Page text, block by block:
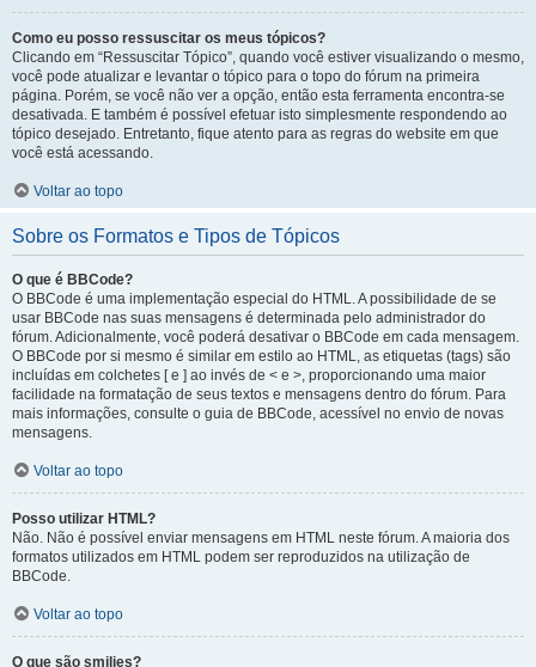
Como eu posso ressuscitar os meus tópicos?
Clicando em “Ressuscitar Tópico”, quando você estiver visualizando o mesmo,
você pode atualizar e levantar o tópico para o topo do fórum na primeira
página. Porém, se você não ver a opção, então esta ferramenta encontra-se
desativada. E também é possível efetuar isto simplesmente respondendo ao
tópico desejado. Entretanto, fique atento para as regras do website em que
você está acessando.
Voltar ao topo
Sobre os Formatos e Tipos de Tópicos
O que é BBCode?
O BBCode é uma implementação especial do HTML. A possibilidade de se
usar BBCode nas suas mensagens é determinada pelo administrador do
fórum. Adicionalmente, você poderá desativar o BBCode em cada mensagem.
O BBCode por si mesmo é similar em estilo ao HTML, as etiquetas (tags) são
incluídas em colchetes [ e ] ao invés de < e >, proporcionando uma maior
facilidade na formatação de seus textos e mensagens dentro do fórum. Para
mais informações, consulte o guia de BBCode, acessível no envio de novas
mensagens.
Voltar ao topo
Posso utilizar HTML?
Não. Não é possível enviar mensagens em HTML neste fórum. A maioria dos
formatos utilizados em HTML podem ser reproduzidos na utilização de
BBCode.
Voltar ao topo
O que são smilies?